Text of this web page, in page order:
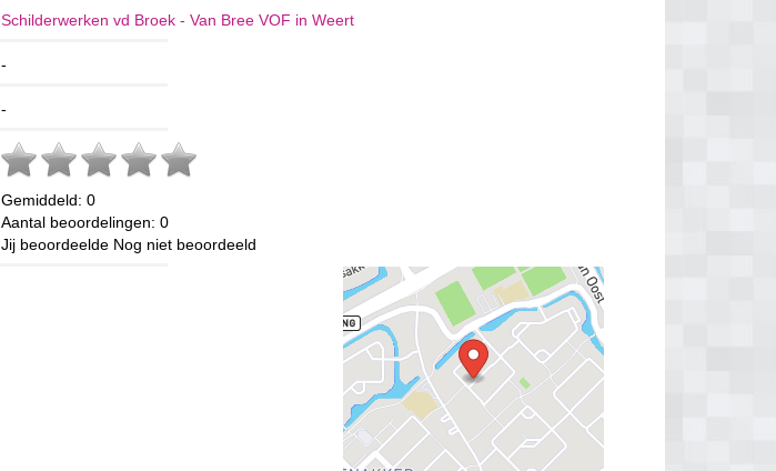
Schilderwerken vd Broek - Van Bree VOF in Weert
-
-
Gemiddeld:0
Aantal beoordelingen:0
Jij beoordeelde Nog niet beoordeeld